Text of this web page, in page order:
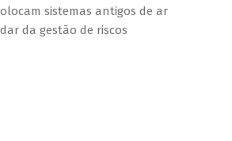
sistemas antigos de ar
da gestão de riscos